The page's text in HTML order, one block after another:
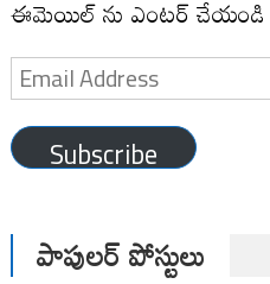
ఈమెయిల్ ను ఎంటర్ చేయండి
Email
Address
Subscribe
పాపులర్ పోస్టులు